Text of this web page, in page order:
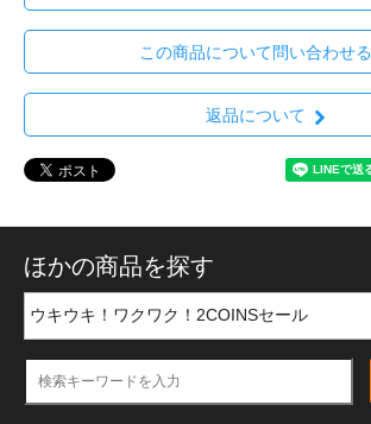
この商品について問い合わせる
返品について
ほかの商品を探す